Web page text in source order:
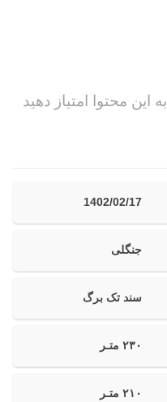
به این محتوا امتیاز دهید
1402/02/17
جنگلی
سند تک برگ
۲۳۰ متـر
۲۱۰ متـر